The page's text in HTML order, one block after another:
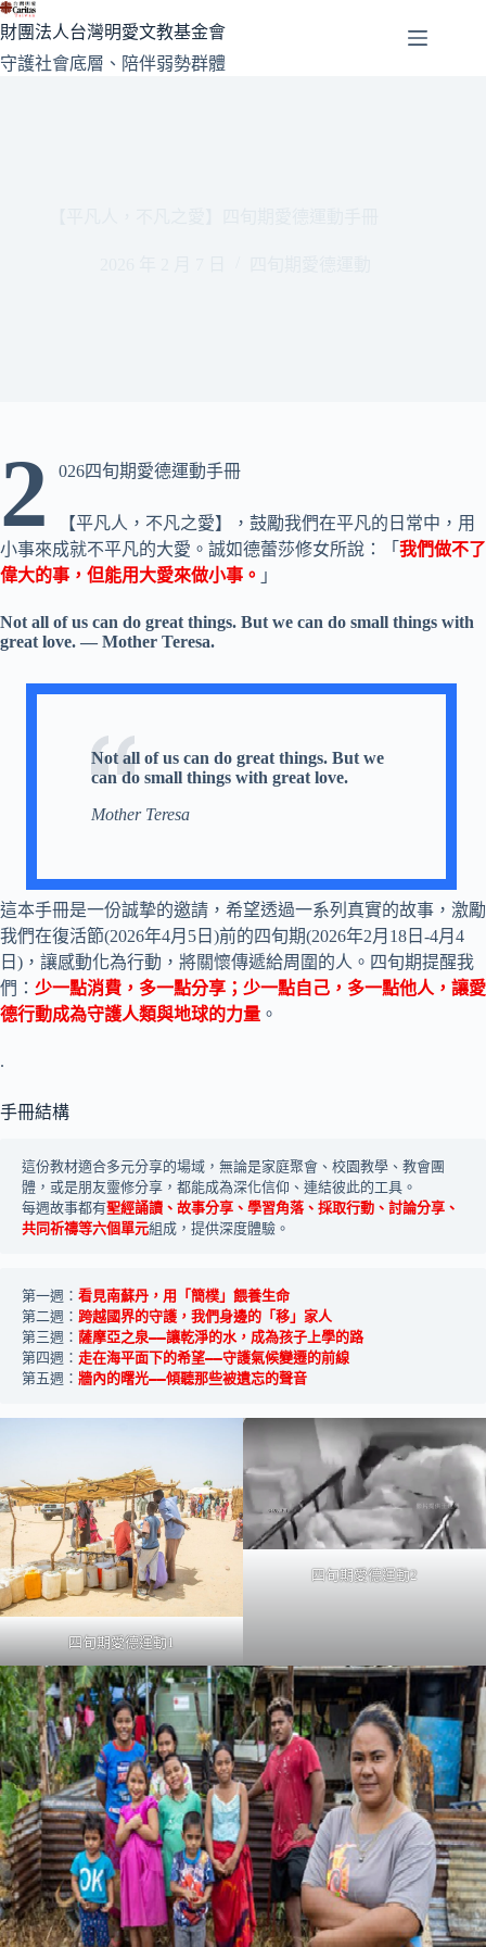
跳
至
主
財團法人台灣明愛文教基金會
守護社會底層、陪伴弱勢群體
2 026四旬期愛德運動手冊
【平凡⼈，不凡之愛】，⿎勵我們在平凡的⽇常中，⽤
小事來成就不平凡的⼤愛。誠如德蕾莎修女所說：「 我們做不了
偉大的事，但能⽤大愛來做小事。 」
Not all of us can do great things. But we can do small things with
great love. — Mother Teresa.
Not all of us can do great things. But we
can do small things with great love.
Mother Teresa
這本手冊是⼀份誠摯的邀請，希望透過⼀系列真實的故事，激勵
我們在復活節(2026年4月5日)前的四旬期(2026年2月18日-4月4
日)，讓感動化為⾏動，將關懷傳遞給周圍的⼈。四旬期提醒我
們： 少一點消費，多一點分享；少一點自己，多一點他人，讓愛
德行動成為守護人類與地球的力量 。
.
手冊結構
這份教材適合多元分享的場域，無論是家庭聚會、校園教學、教會團
體，或是朋友靈修分享，都能成為深化信仰、連結彼此的工具。
每週故事都有聖經誦讀、故事分享、學習角落、採取行動、討論分享、
共同祈禱等六個單元組成，提供深度體驗。
第一週： 看見南蘇丹，用「簡樸」餵養生命
第二週： 跨越國界的守護，我們身邊的「移」家人
第三週： 薩摩亞之泉——讓乾淨的水，成為孩子上學的路
第四週： 走在海平面下的希望——守護氣候變遷的前線
第五週： 牆內的曙光——傾聽那些被遺忘的聲音
四旬期愛德運動1
四旬期愛德運動2